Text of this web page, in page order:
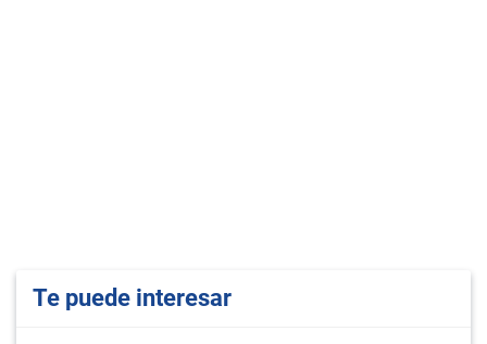
Te puede interesar